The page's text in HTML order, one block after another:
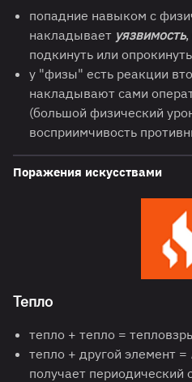
попадние навыком с
накладывает уязвимость,
подкинуть или
у "физы" есть реакции
накладывают сами
(большой физический
восприимчивость
Поражения искусствами
Тепло
тепло + тепло =
тепло + другой элемент =
получает периодический